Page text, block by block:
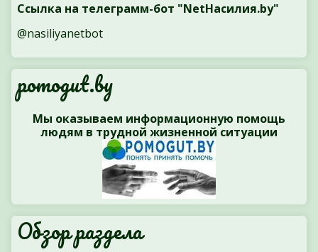
Ссылка на телеграмм-бот "NetНасилия.by"
@nasiliyanetbot
pomogut.by
Мы оказываем информационную помощь
людям в трудной жизненной ситуации
Обзор раздела